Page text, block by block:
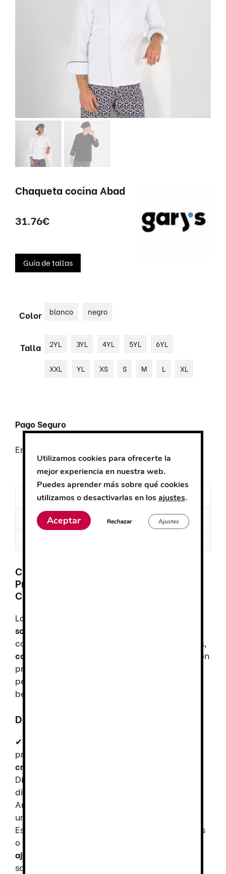
Chaqueta cocina Abad
31.76€
Guía de tallas
Color blanco negro
Talla 2YL 3YL 4YL 5YL 6YL
XXL YL XS S M L XL
Pago Seguro
Envío
Descripción
Información adicional
Chaqueta Cocina Abad:
Profesionalismo y Elegancia para
Cocineros y Camareros
La
sofisticación, comodidad y durabilidad
convirtiéndose en una opción ideal para
chefs,
cocineros y camareros
que buscan una imagen
profesional en la hostelería. Su
permite que cualquier miembro del equipo se
beneficie de su excelente ajuste y estilo.
Diseño Exclusivo y Funcional
✔
protección y un toque de distinción. ✔
cruzado con botones de presión ocultos
Diseño
diario. ✔
Añaden un
uniforme. ✔
Espacio útil para guardar utensilios, bolígrafos
o herramientas de cocina. ✔
ajustado
sacrificar el aspecto profesional.
Utilizamos cookies para ofrecerte la
mejor experiencia en nuestra web.
Puedes aprender más sobre qué cookies
utilizamos o desactivarlas en losajustes.
Aceptar Rechazar Ajustes